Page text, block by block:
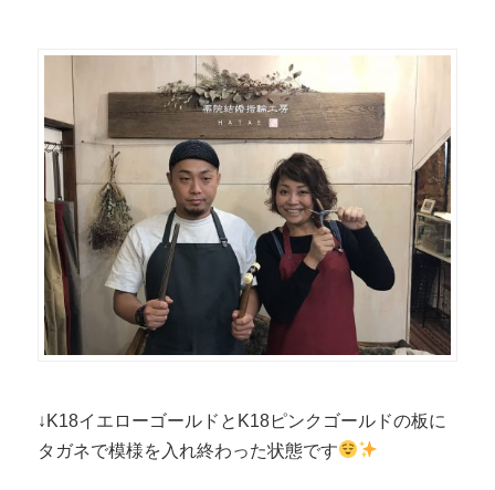
↓K18イエローゴールドとK18ピンクゴールドの板に
タガネで模様を入れ終わった状態です